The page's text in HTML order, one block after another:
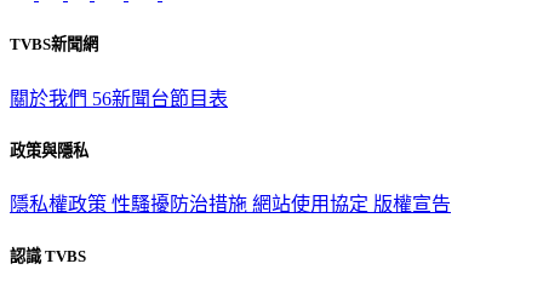
TVBS新聞網
關於我們 56新聞台節目表
政策與隱私
隱私權政策 性騷擾防治措施 網站使用協定 版權宣告
認識 TVBS